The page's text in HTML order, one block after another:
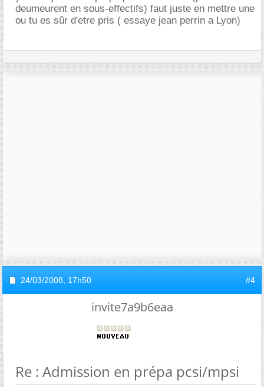
deumeurent en sous-effectifs) faut juste en mettre une
ou tu es sûr d'etre pris ( essaye jean perrin a Lyon)
24/03/2008, 17h50 #4
invite7a9b6eaa
Re : Admission en prépa pcsi/mpsi